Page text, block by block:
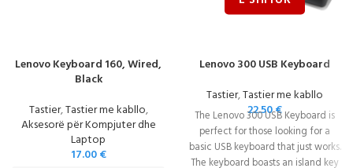
Lenovo Keyboard 160, Wired,
Black
Tastier,Tastier me kabllo,
Aksesorë për Kompjuter dhe
Laptop
17.00€
Lenovo 300 USB Keyboard
Tastier,Tastier me kabllo
22.50€
The Lenovo 300 USB Keyboard is
perfect for those looking for a
basic USB keyboard that just works.
The keyboard boasts an island key